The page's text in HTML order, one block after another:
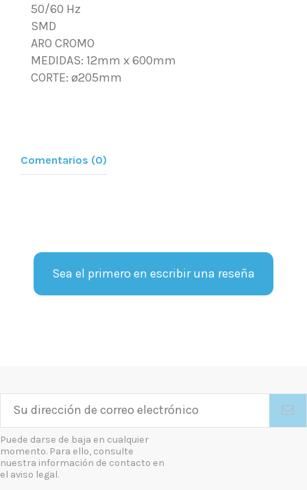
50/60 Hz
SMD
ARO CROMO
MEDIDAS: 12mm x 600mm
CORTE: ø205mm
Comentarios (0)
Sea el primero en escribir una reseña
Puede darse de baja en cualquier
momento. Para ello, consulte
nuestra información de contacto en
el aviso legal.